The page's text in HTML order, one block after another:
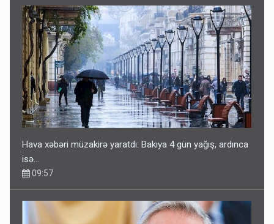
Hava xəbəri müzakirə yaratdı: Bakıya 4 gün yağış, ardınca
isə…
09:57